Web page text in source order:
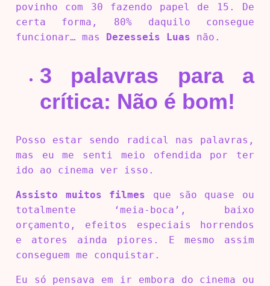
povinho com 30 fazendo papel de 15. De
certa forma, 80% daquilo consegue
funcionar… mas Dezesseis Luas não.
3 palavras para a
crítica: Não é bom!
Posso estar sendo radical nas palavras,
mas eu me senti meio ofendida por ter
ido ao cinema ver isso.
Assisto muitos filmes que são quase ou
totalmente ‘meia-boca’, baixo
orçamento, efeitos especiais horrendos
e atores ainda piores. E mesmo assim
conseguem me conquistar.
Eu só pensava em ir embora do cinema ou